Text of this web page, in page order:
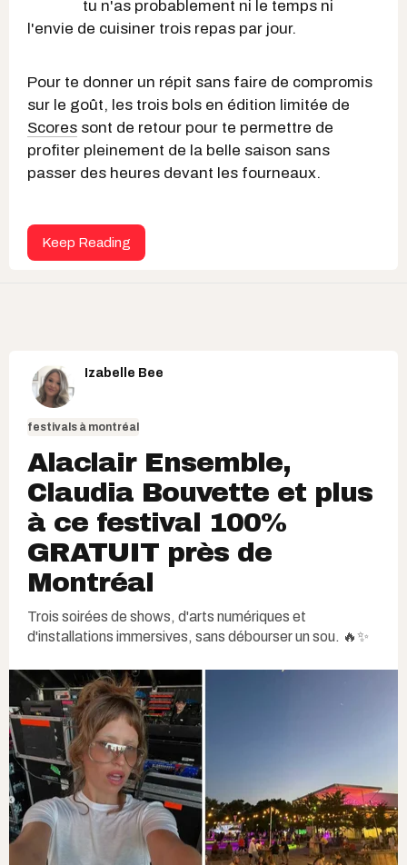
tu n'as probablement ni le temps ni
l'envie de cuisiner trois repas par jour.
Pour te donner un répit sans faire de compromis
sur le goût, les trois bols en édition limitée de
Scores sont de retour pour te permettre de
profiter pleinement de la belle saison sans
passer des heures devant les fourneaux.
Keep Reading
Izabelle Bee
festivals à montréal
Alaclair Ensemble,
Claudia Bouvette et plus
à ce festival 100%
GRATUIT près de
Montréal
Trois soirées de shows, d'arts numériques et
d'installations immersives, sans débourser un sou. 🔥✨